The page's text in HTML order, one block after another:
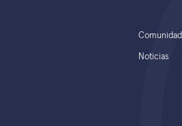
Comunidad
Noticias